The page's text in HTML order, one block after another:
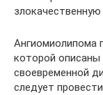
злокачественную
Ангиомиолипома
которой описаны
своевременной
следует